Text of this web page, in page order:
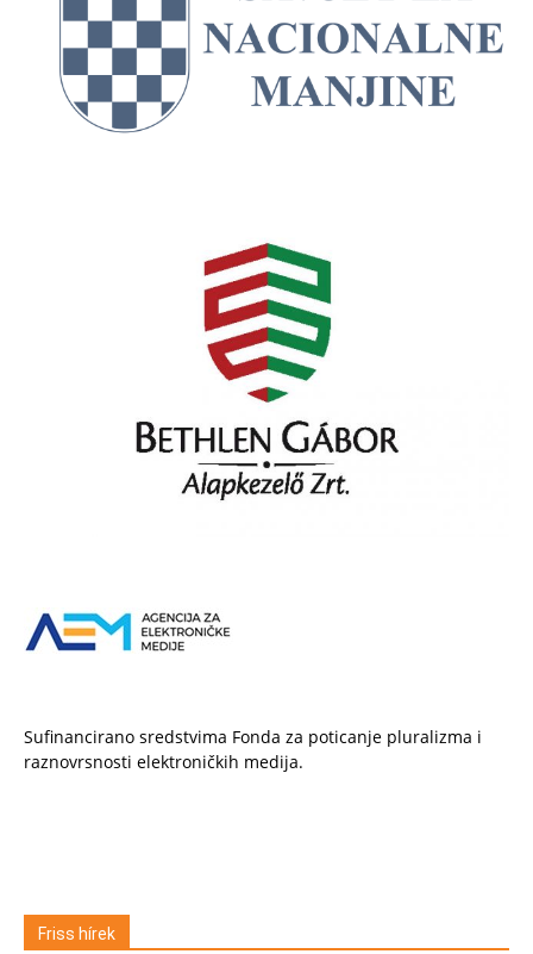
Sufinancirano sredstvima Fonda za poticanje pluralizma i
raznovrsnosti elektroničkih medija.
Friss hírek